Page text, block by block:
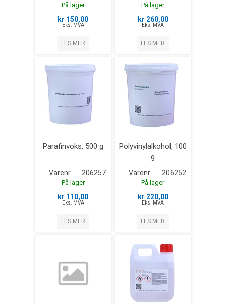
På lager
kr 150,00
Eks. MVA
LES MER
På lager
kr 260,00
Eks. MVA
LES MER
Parafinvoks, 500 g
Varenr. 206257
På lager
kr 110,00
Eks. MVA
LES MER
Polyvinylalkohol, 100
g
Varenr. 206252
På lager
kr 220,00
Eks. MVA
LES MER